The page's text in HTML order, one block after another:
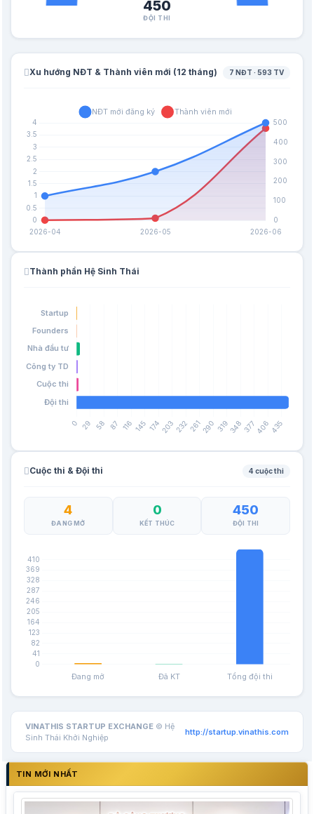
450
ĐỘI THI
Xu hướng NĐT & Thành viên mới (12 tháng) 7 NĐT · 593 TV
Thành phần Hệ Sinh Thái
Cuộc thi & Đội thi 4 cuộc thi
4
ĐANG MỞ
0
KẾT THÚC
450
ĐỘI THI
VINATHIS STARTUP EXCHANGE © Hệ
Sinh Thái Khởi Nghiệp
http://startup.vinathis.com
TIN MỚI NHẤT